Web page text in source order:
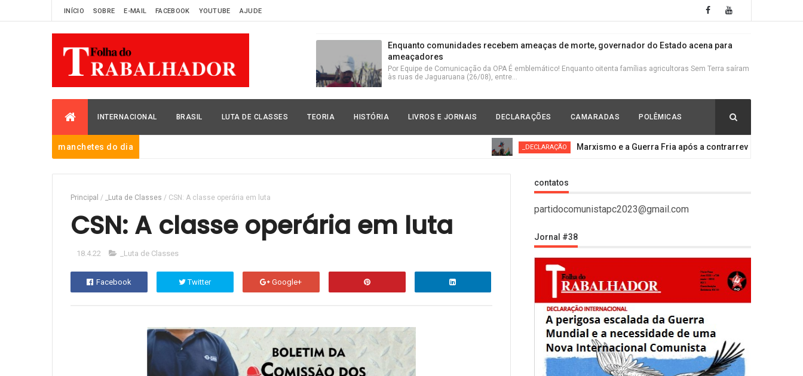
INÍCIO SOBRE E-MAIL FACEBOOK YOUTUBE AJUDE
Enquanto comunidades recebem ameaças de morte, governador do Estado acena para
ameaçadores
Por Equipe de Comunicação da OPA É emblemático! Enquanto oitenta famílias agricultoras Sem Terra saíram
às ruas de Jaguaruana (26/08), entre...
Zanin chegou para somar à justiça dos ricos, escravocratas e brancos
Humberto Rodrigues Zanin apareceu no cenário político fazendo a defesa do Lula contra o lawfare que se
Marxismo e a Guerra Fria após a contrarrevolução
No centro da África, manifestantes levantam bandeiras da Rússia e do Níger O declínio do Imperialismo e a
Todo apoio à ação militar da Rússia pela derrota do governo nazista de Kiev, testa de ferro
Desarmar o nazismo e o imperialismo! Pelo reconhecimento da autodeterminação de Donetsk e Lugansk!
ARGENTINA: Pela unidade dos trabalhadores contra o imperialismo e o fascismo!
Todos na Plenária Nacional do 21F no dia 8 de setembro! Comitê de Ligação pela IV Internacional Devido à
complexidade da sociedade civil ar...
INTERNACIONAL BRASIL LUTA DE CLASSES TEORIA HISTÓRIA LIVROS E JORNAIS DECLARAÇÕES CAMARADAS POLÊMICAS
manchetes do dia _DECLARAÇÃO Marxismo e a Guerra Fria após a contrarrevolução
Principal / _Luta de Classes / CSN: A classe operária em luta
CSN: A classe operária em luta
18.4.22 _Luta de Classes
Facebook Twitter Google+
contatos
partidocomunistapc2023@gmail.com
Jornal #38